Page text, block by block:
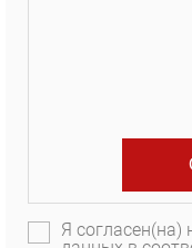
Я согласен(на)